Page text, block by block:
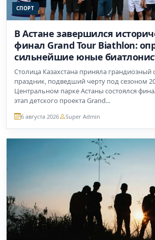
СПОРТ
В Астане завершился
финал Grand Tour Biathlon:
сильнейшие юные
Столица Казахстана приняла грандиозный
праздник, подведший черту под сезоном
Центральном парке Астаны состоялся
этап детского проекта Grand...
6 августа 2026 Super Admin